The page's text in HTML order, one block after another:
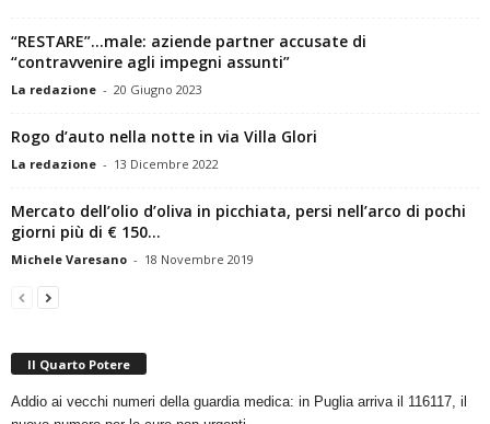
“RESTARE”…male: aziende partner accusate di
“contravvenire agli impegni assunti”
La redazione - 20 Giugno 2023
Rogo d’auto nella notte in via Villa Glori
La redazione - 13 Dicembre 2022
Mercato dell’olio d’oliva in picchiata, persi nell’arco di pochi
giorni più di € 150...
Michele Varesano - 18 Novembre 2019
Il Quarto Potere
Addio ai vecchi numeri della guardia medica: in Puglia arriva il 116117, il